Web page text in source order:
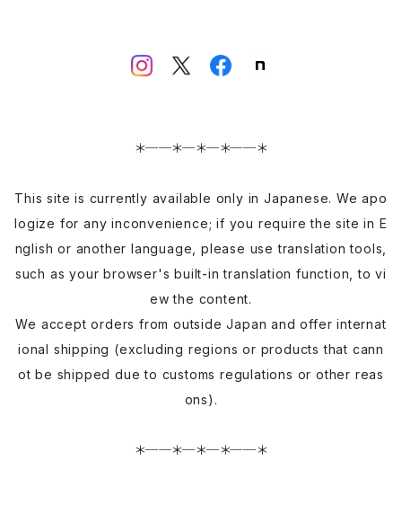
＊──＊─＊─＊──＊
This site is currently available only in Japanese. We apo
logize for any inconvenience; if you require the site in E
nglish or another language, please use translation tools,
such as your browser's built-in translation function, to vi
ew the content.
We accept orders from outside Japan and offer internat
ional shipping (excluding regions or products that cann
ot be shipped due to customs regulations or other reas
ons).
＊──＊─＊─＊──＊